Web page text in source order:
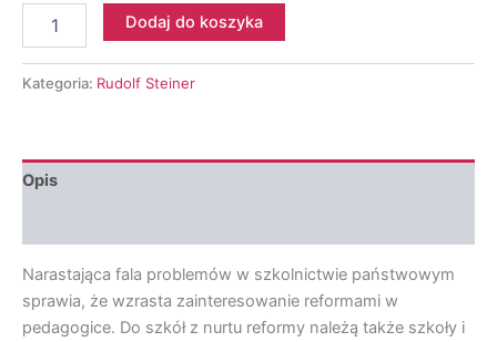
Rudolf
-
cz.
2
Dodaj do koszyka
Kategoria: Rudolf Steiner
Opis
Narastająca fala problemów w szkolnictwie państwowym
sprawia, że wzrasta zainteresowanie reformami w
pedagogice. Do szkół z nurtu reformy należą także szkoły i